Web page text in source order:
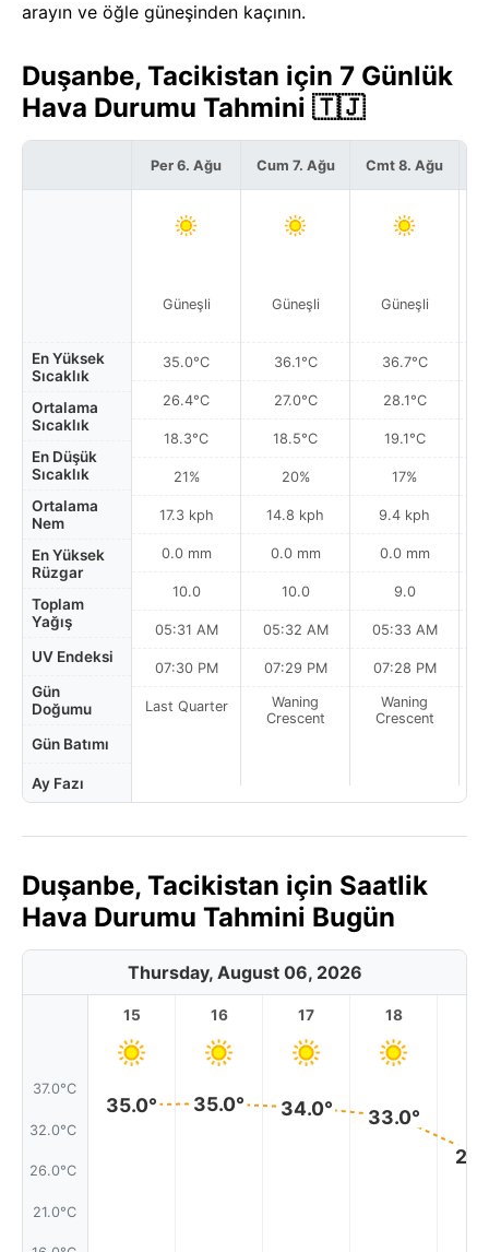
arayın ve öğle güneşinden kaçının.
Duşanbe, Tacikistan için 7 Günlük
Hava Durumu Tahmini 🇹🇯
En Yüksek
Sıcaklık
Ortalama
Sıcaklık
En Düşük
Sıcaklık
Ortalama
Nem
En Yüksek
Rüzgar
Toplam
Yağış
UV Endeksi
Gün
Doğumu
Gün Batımı
Ay Fazı
Per 6. Ağu
Güneşli
35.0°C
26.4°C
18.3°C
21%
17.3 kph
0.0 mm
10.0
05:31 AM
07:30 PM
Last Quarter
Cum 7. Ağu
Güneşli
36.1°C
27.0°C
18.5°C
20%
14.8 kph
0.0 mm
10.0
05:32 AM
07:29 PM
Waning
Crescent
Cmt 8. Ağu
Güneşli
36.7°C
28.1°C
19.1°C
17%
9.4 kph
0.0 mm
9.0
05:33 AM
07:28 PM
Waning
Crescent
Duşanbe, Tacikistan için Saatlik
Hava Durumu Tahmini Bugün
Thursday, August 06, 2026
37.0°C
32.0°C
26.0°C
21.0°C
15
35.0°
16
35.0°
17
34.0°
18
33.0°